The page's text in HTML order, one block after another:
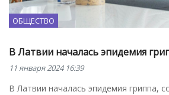
ОБЩЕСТВО
В Латвии началась эпидемия
11 января 2024 16:39
В Латвии началась эпидемия гриппа,